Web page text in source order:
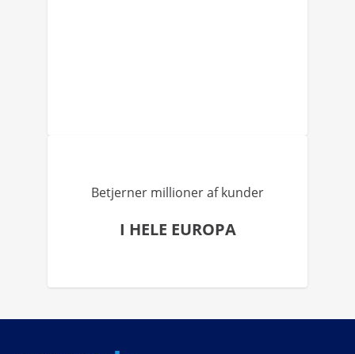
Betjerner millioner af kunder
I HELE EUROPA